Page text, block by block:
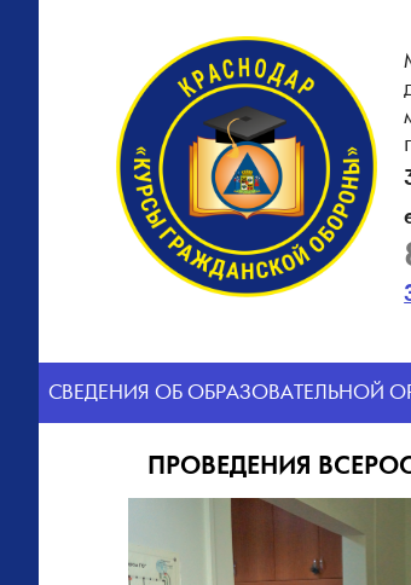
CВЕДЕНИЯ ОБ ОБРАЗОВАТЕЛЬНОЙ
ПРОВЕДЕНИЯ